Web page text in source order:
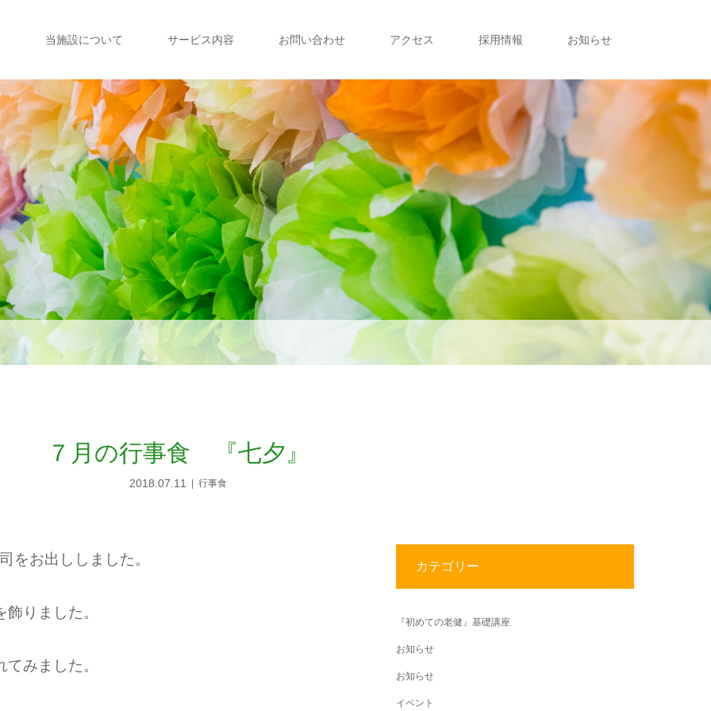
当施設について サービス内容 お問い合わせ アクセス 採用情報 お知らせ
７月の行事食 『七夕』
2018.07.11 行事食
をお出ししました。
りました。
みました。
カテゴリー
『初めての老健』基礎講座
お知らせ
お知らせ
イベント